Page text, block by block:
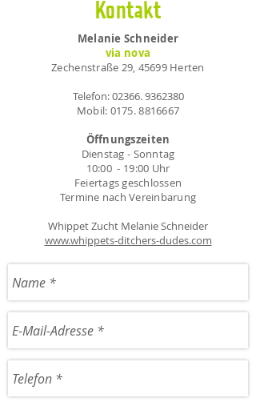
Kontakt
Melanie Schneider
via nova
Zechenstraße 29, 45699 Herten
Telefon:02366. 9362380
Mobil: 0175. 8816667
Öffnungszeiten
Dienstag - Sonntag
10:00 - 19:00 Uhr
Feiertags geschlossen
Termine nach Vereinbarung
Whippet Zucht Melanie Schneider
www.whippets-ditchers-dudes.com